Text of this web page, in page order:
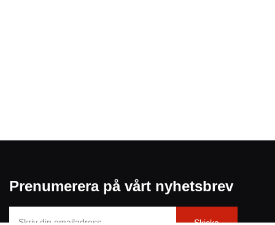
Prenumerera på vårt nyhetsbrev